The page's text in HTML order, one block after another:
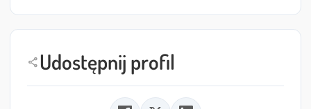
shareUdostępnij profil